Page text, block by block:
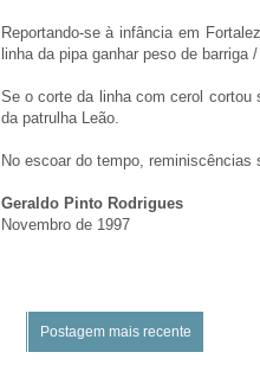
Reportando-se à infância em
linha da pipa ganhar peso de
Se o corte da linha com cerol cortou
da patrulha Leão.
No escoar do tempo,
Geraldo Pinto Rodrigues
Novembro de 1997
Postagem mais recente